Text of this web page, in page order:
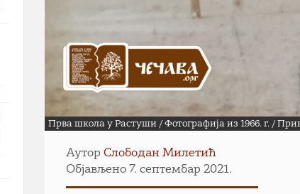
Прва школа у Растуши / Фотографија из 1966. г. /
АуторСлободан Милетић
Објављено 7. септембар 2021.